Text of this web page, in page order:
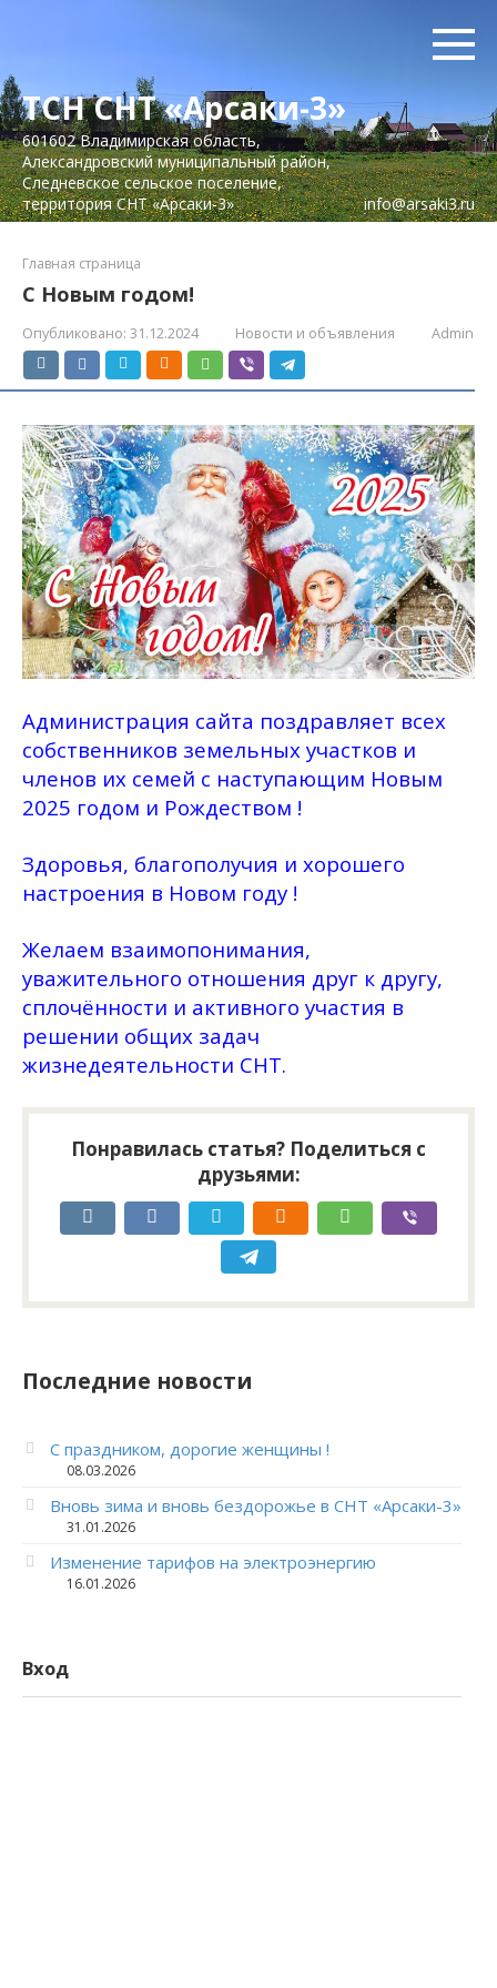
ТСН СНТ «Арсаки-3»
601602 Владимирская область,
Александровский муниципальный район,
Следневское сельское поселение,
территория СНТ «Арсаки-3»
info@arsaki3.ru
Главная страница
С Новым годом!
Опубликовано: 31.12.2024 Новости и объявления Admin
Администрация сайта поздравляет всех
собственников земельных участков и
членов их семей с наступающим Новым
2025 годом и Рождеством !
Здоровья, благополучия и хорошего
настроения в Новом году !
Желаем взаимопонимания,
уважительного отношения друг к другу,
сплочённости и активного участия в
решении общих задач
жизнедеятельности СНТ.
Понравилась статья? Поделиться с
друзьями:
Последние новости
С праздником, дорогие женщины !
08.03.2026
Вновь зима и вновь бездорожье в СНТ «Арсаки-3»
31.01.2026
Изменение тарифов на электроэнергию
16.01.2026
Вход